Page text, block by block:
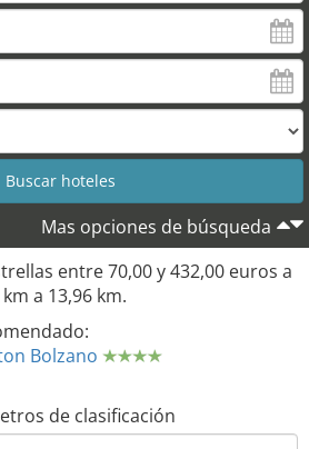
Mas opciones de búsqueda
entre 70,00 y 432,00 euros a
a 13,96 km.
Bolzano
de clasificación